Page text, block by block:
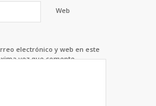
Web
electrónico y web en este
vez que comente.